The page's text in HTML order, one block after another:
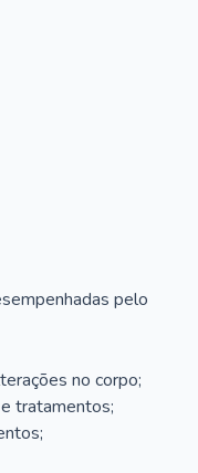
pelo
no corpo;
tratamentos;